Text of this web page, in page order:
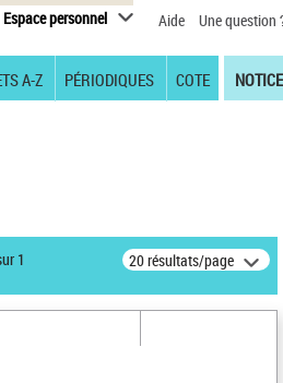
Espace personnel Aide Une question
A-Z PÉRIODIQUES COTE
1 20 résultats/page